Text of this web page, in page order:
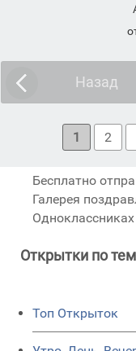
Назад
1 2
Бесплатно
Галерея
Открытки по
Топ Открыток